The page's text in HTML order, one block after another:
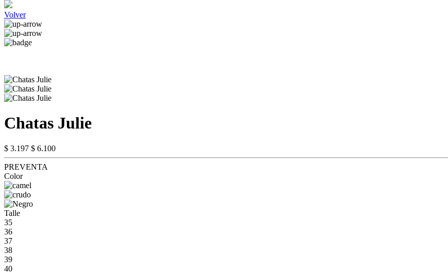
Volver
Chatas Julie
$ 3.197 $ 6.100
PREVENTA
Color
Talle
35
36
37
38
39
40